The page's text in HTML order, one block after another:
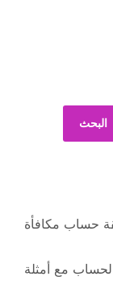
البحث
حساب مكافأة
مع أمثلة